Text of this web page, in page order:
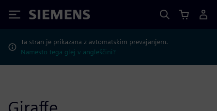
Siemens
Ta stran je prikazana z avtomatskim prevajanjem.
Namesto tega glej v angleščini?